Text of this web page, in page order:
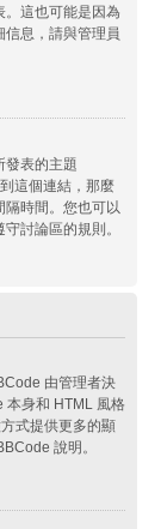
。這也可能是因為
信息，請與管理員
發表的主題
這個連結，那麼
隔時間。您也可以
討論區的規則。
由管理者決
本身和 HTML 風格
式提供更多的顯
說明。